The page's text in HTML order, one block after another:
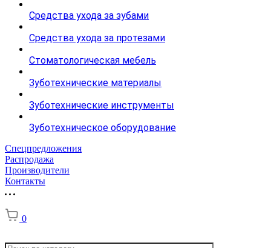
Средства ухода за зубами
Средства ухода за протезами
Стоматологическая мебель
Зуботехнические материалы
Зуботехнические инструменты
Зуботехническое оборудование
Спецпредложения
Распродажа
Производители
Контакты
0